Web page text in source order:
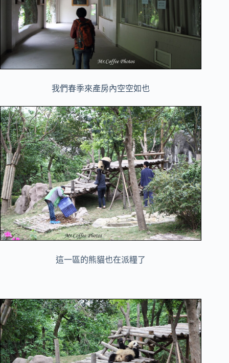
我們春季來產房內空空如也
這一區的熊貓也在派糧了